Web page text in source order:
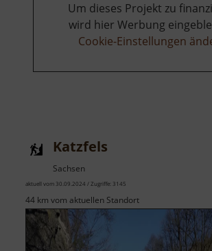
Um dieses Projekt zu
wird hier Werbung
Cookie-Einstellungen
Katzfels
Sachsen
aktuell vom 30.09.2024 / Zugriffe: 3145
44 km vom aktuellen Standort